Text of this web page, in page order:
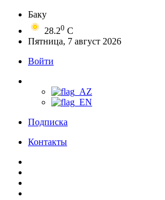
Баку
28.20 C
Пятница, 7 август 2026
Войти
Подписка
Контакты